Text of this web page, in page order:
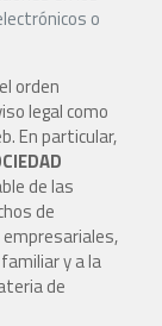
o
orden
legal como
En particular,
de las
de
y a la
de